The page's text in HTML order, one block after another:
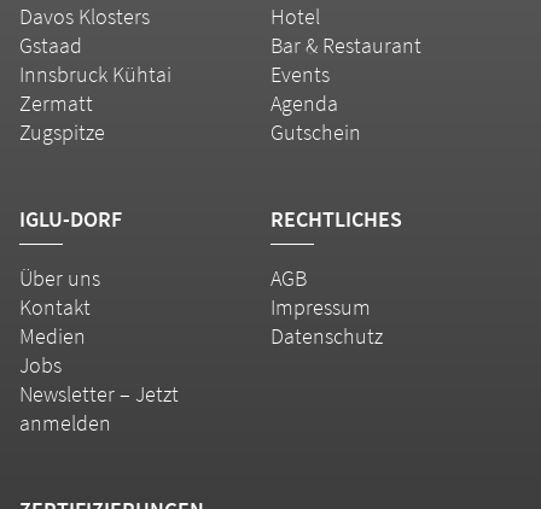
Davos Klosters
Gstaad
Innsbruck Kühtai
Zermatt
Zugspitze
Hotel
Bar & Restaurant
Events
Agenda
Gutschein
IGLU-DORF
Über uns
Kontakt
Medien
Jobs
Newsletter – Jetzt
anmelden
RECHTLICHES
AGB
Impressum
Datenschutz